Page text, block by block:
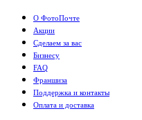
О ФотоПочте
Акции
Сделаем за вас
Бизнесу
FAQ
Франшиза
Поддержка и контакты
Оплата и доставка